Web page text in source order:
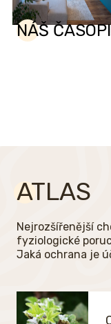
NÁŠ
ATLAS
Nejrozšířenější
fyziologické
Jaká ochrana je